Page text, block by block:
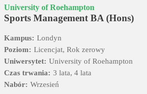
University of Roehampton
Sports Management BA (Hons)
Kampus: Londyn
Poziom: Licencjat, Rok zerowy
Uniwersytet: University of Roehampton
Czas trwania: 3 lata, 4 lata
Nabór: Wrzesień